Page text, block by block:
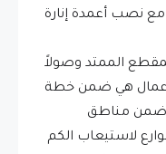
مع نصب أعمدة إنارة
الممتد وصولاً
هي ضمن خطة
ضمن مناطق
لاستيعاب الكم